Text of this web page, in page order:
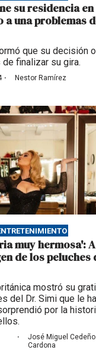
su residencia en
a una problemas
que su decisión
finalizar su gira.
· Nestor Ramírez
muy hermosa':
de los peluches
mostró su
del Dr. Simi que le
por la
·
José Miguel Cedeño
Cardona